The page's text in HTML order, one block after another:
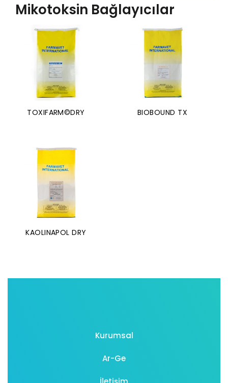
Mikotoksin Bağlayıcılar
TOXIFARM©DRY BIOBOUND TX
KAOLINAPOL DRY
Kurumsal
Ar-Ge